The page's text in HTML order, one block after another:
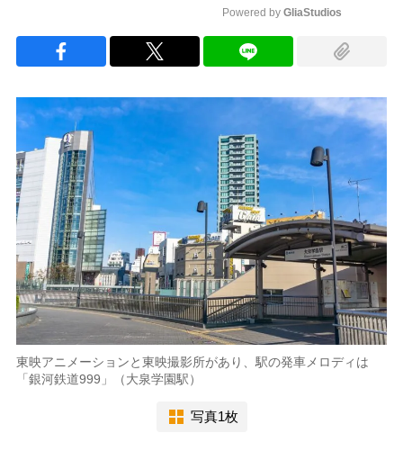
Powered by GliaStudios
東映アニメーションと東映撮影所があり、駅の発車メロディは
「銀河鉄道999」（大泉学園駅）
写真1枚